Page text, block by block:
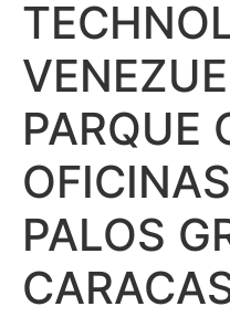
PARQUE
PALOS